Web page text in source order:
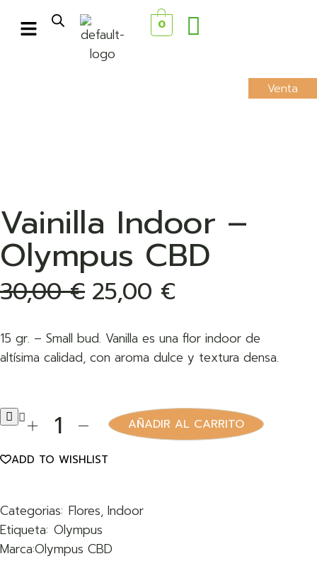
0
Venta
Vainilla Indoor –
Olympus CBD
30,00€ 25,00 €
15 gr. – Small bud. Vanilla es una flor indoor de
altísima calidad, con aroma dulce y textura densa.
AÑADIR AL CARRITO
ADD TO WISHLIST
Categorias: Flores, Indoor
Etiqueta: Olympus
Marca:Olympus CBD